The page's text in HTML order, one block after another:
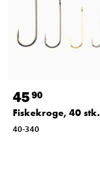
4590
Fiskekroge, 40 stk.
40-340